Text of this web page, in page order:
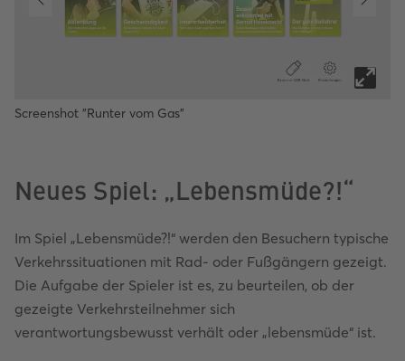
Screenshot "Runter vom Gas"
Neues Spiel: „Lebensmüde?!“
Im Spiel „Lebensmüde?!“ werden den Besuchern typische
Verkehrssituationen mit Rad- oder Fußgängern gezeigt.
Die Aufgabe der Spieler ist es, zu beurteilen, ob der
gezeigte Verkehrsteilnehmer sich
verantwortungsbewusst verhält oder „lebensmüde“ ist.